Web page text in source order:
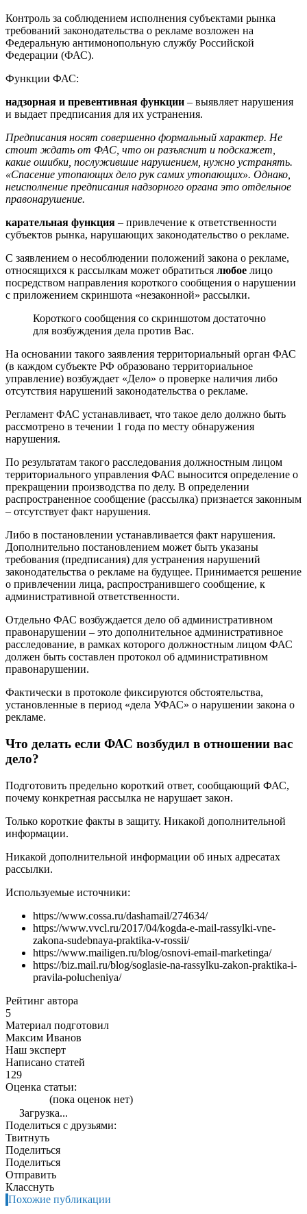
Контроль за соблюдением исполнения субъектами рынка
требований законодательства о рекламе возложен на
Федеральную антимонопольную службу Российской
Федерации (ФАС).
Функции ФАС:
надзорная и превентивная функции – выявляет нарушения
и выдает предписания для их устранения.
Предписания носят совершенно формальный характер. Не
стоит ждать от ФАС, что он разъяснит и подскажет,
какие ошибки, послужившие нарушением, нужно устранять.
«Спасение утопающих дело рук самих утопающих». Однако,
неисполнение предписания надзорного органа это отдельное
правонарушение.
карательная функция – привлечение к ответственности
субъектов рынка, нарушающих законодательство о рекламе.
С заявлением о несоблюдении положений закона о рекламе,
относящихся к рассылкам может обратиться любое лицо
посредством направления короткого сообщения о нарушении
с приложением скриншота «незаконной» рассылки.
Короткого сообщения со скриншотом достаточно
для возбуждения дела против Вас.
На основании такого заявления территориальный орган ФАС
(в каждом субъекте РФ образовано территориальное
управление) возбуждает «Дело» о проверке наличия либо
отсутствия нарушений законодательства о рекламе.
Регламент ФАС устанавливает, что такое дело должно быть
рассмотрено в течении 1 года по месту обнаружения
нарушения.
По результатам такого расследования должностным лицом
территориального управления ФАС выносится определение о
прекращении производства по делу. В определении
распространенное сообщение (рассылка) признается законным
– отсутствует факт нарушения.
Либо в постановлении устанавливается факт нарушения.
Дополнительно постановлением может быть указаны
требования (предписания) для устранения нарушений
законодательства о рекламе на будущее. Принимается решение
о привлечении лица, распространившего сообщение, к
административной ответственности.
Отдельно ФАС возбуждается дело об административном
правонарушении – это дополнительное административное
расследование, в рамках которого должностным лицом ФАС
должен быть составлен протокол об административном
правонарушении.
Фактически в протоколе фиксируются обстоятельства,
установленные в период «дела УФАС» о нарушении закона о
рекламе.
Что делать если ФАС возбудил в отношении вас
дело?
Подготовить предельно короткий ответ, сообщающий ФАС,
почему конкретная рассылка не нарушает закон.
Только короткие факты в защиту. Никакой дополнительной
информации.
Никакой дополнительной информации об иных адресатах
рассылки.
Используемые источники:
https://www.cossa.ru/dashamail/274634/
https://www.vvcl.ru/2017/04/kogda-e-mail-rassylki-vne-
zakona-sudebnaya-praktika-v-rossii/
https://www.mailigen.ru/blog/osnovi-email-marketinga/
https://biz.mail.ru/blog/soglasie-na-rassylku-zakon-praktika-i-
pravila-polucheniya/
Рейтинг автора
5
Материал подготовил
Максим Иванов
Наш эксперт
Написано статей
129
Оценка статьи:
(пока оценок нет)
Загрузка...
Поделиться с друзьями:
Твитнуть
Поделиться
Поделиться
Отправить
Класснуть
Похожие публикации